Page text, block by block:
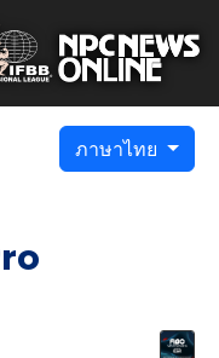
ภาษาไทย